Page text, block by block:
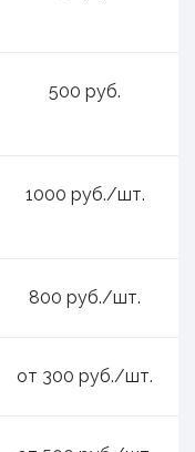
500 руб.
1000 руб./шт.
800 руб./шт.
от 300 руб./шт.